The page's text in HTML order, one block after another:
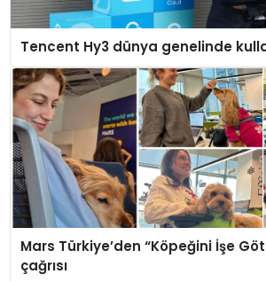
Tencent Hy3 dünya genelinde
Mars Türkiye’den “Köpeğini İşe
çağrısı